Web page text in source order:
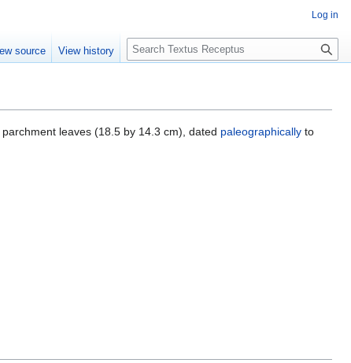
leaves (18.5 by 14.3 cm), dated paleographically to
Log in
source View history
S
e
c
h